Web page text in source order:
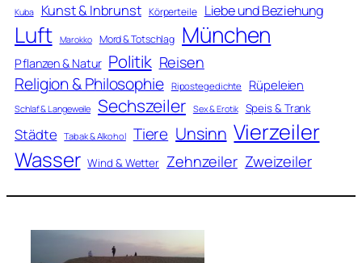
Kuba Kunst & Inbrunst Körperteile Liebe und Beziehung
Luft Marokko Mord & Totschlag München
Pflanzen & Natur Politik Reisen
Religion & Philosophie Ripostegedichte Rüpeleien
Schlaf & Langeweile Sechszeiler Sex & Erotik Speis & Trank
Städte Tabak & Alkohol Tiere Unsinn Vierzeiler
Wasser Wind & Wetter Zehnzeiler Zweizeiler